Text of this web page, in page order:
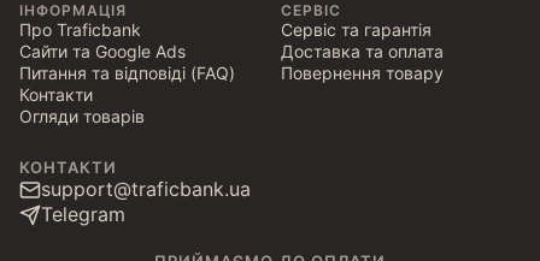
ІНФОРМАЦІЯ
Про Traficbank
Сайти та Google Ads
Питання та відповіді (FAQ)
Контакти
Огляди товарів
СЕРВІС
Сервіс та гарантія
Доставка та оплата
Повернення товару
КОНТАКТИ
support@traficbank.ua
Telegram